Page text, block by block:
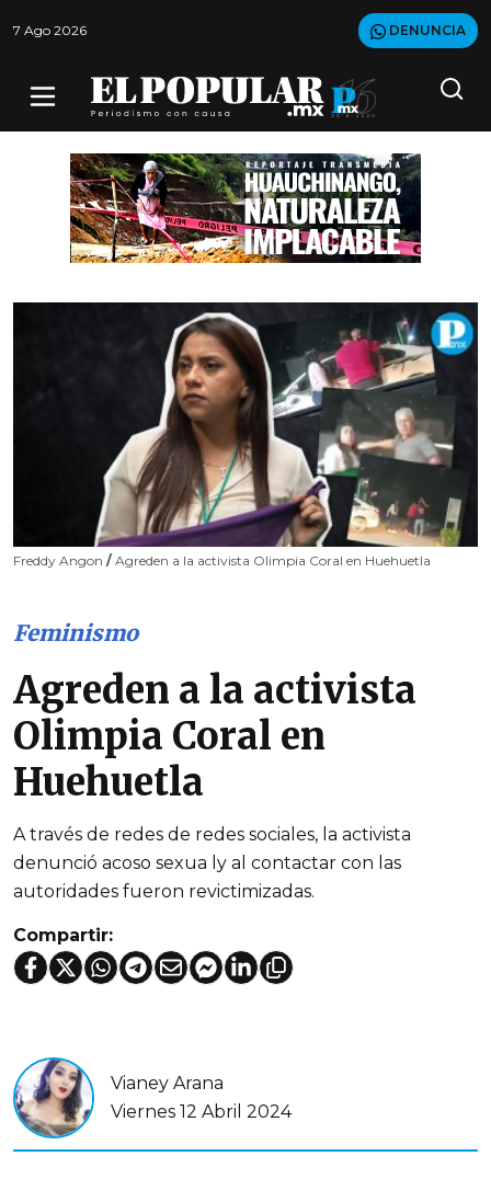
7 Ago 2026 DENUNCIA
Freddy Angon / Agreden a la activista Olimpia Coral en Huehuetla
Feminismo
Agreden a la activista
Olimpia Coral en
Huehuetla
A través de redes de redes sociales, la activista
denunció acoso sexua ly al contactar con las
autoridades fueron revictimizadas.
Compartir:
Vianey Arana
Viernes 12 Abril 2024